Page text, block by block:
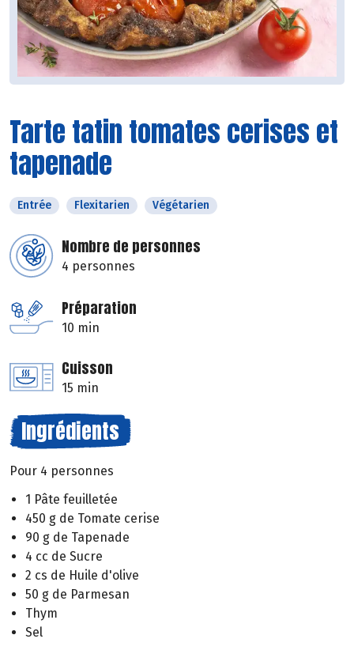
Tarte tatin tomates cerises et
tapenade
Entrée Flexitarien Végétarien
Nombre de personnes
4 personnes
Préparation
10 min
Cuisson
15 min
Ingrédients
Pour 4 personnes
1 Pâte feuilletée
450 g de Tomate cerise
90 g de Tapenade
4 cc de Sucre
2 cs de Huile d'olive
50 g de Parmesan
Thym
Sel